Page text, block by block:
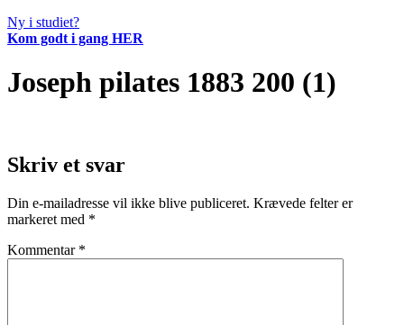
Ny i studiet?
Kom godt i gang HER
Joseph pilates 1883 200 (1)
Skriv et svar
Din e-mailadresse vil ikke blive publiceret. Krævede felter er
markeret med *
Kommentar *